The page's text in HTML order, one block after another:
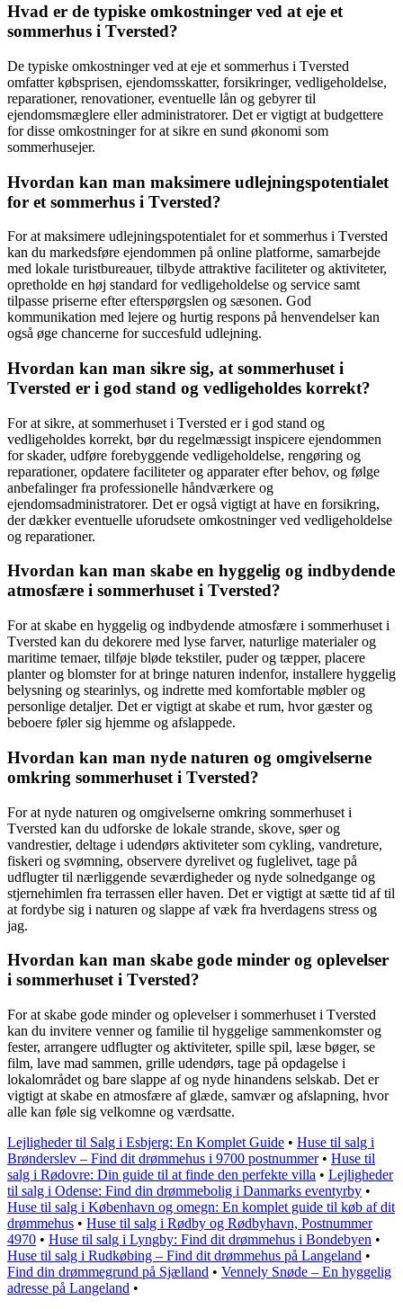
Hvad er de typiske omkostninger ved at eje et
sommerhus i Tversted?
De typiske omkostninger ved at eje et sommerhus i Tversted
omfatter købsprisen, ejendomsskatter, forsikringer, vedligeholdelse,
reparationer, renovationer, eventuelle lån og gebyrer til
ejendomsmæglere eller administratorer. Det er vigtigt at budgettere
for disse omkostninger for at sikre en sund økonomi som
sommerhusejer.
Hvordan kan man maksimere udlejningspotentialet
for et sommerhus i Tversted?
For at maksimere udlejningspotentialet for et sommerhus i Tversted
kan du markedsføre ejendommen på online platforme, samarbejde
med lokale turistbureauer, tilbyde attraktive faciliteter og aktiviteter,
opretholde en høj standard for vedligeholdelse og service samt
tilpasse priserne efter efterspørgslen og sæsonen. God
kommunikation med lejere og hurtig respons på henvendelser kan
også øge chancerne for succesfuld udlejning.
Hvordan kan man sikre sig, at sommerhuset i
Tversted er i god stand og vedligeholdes korrekt?
For at sikre, at sommerhuset i Tversted er i god stand og
vedligeholdes korrekt, bør du regelmæssigt inspicere ejendommen
for skader, udføre forebyggende vedligeholdelse, rengøring og
reparationer, opdatere faciliteter og apparater efter behov, og følge
anbefalinger fra professionelle håndværkere og
ejendomsadministratorer. Det er også vigtigt at have en forsikring,
der dækker eventuelle uforudsete omkostninger ved vedligeholdelse
og reparationer.
Hvordan kan man skabe en hyggelig og indbydende
atmosfære i sommerhuset i Tversted?
For at skabe en hyggelig og indbydende atmosfære i sommerhuset i
Tversted kan du dekorere med lyse farver, naturlige materialer og
maritime temaer, tilføje bløde tekstiler, puder og tæpper, placere
planter og blomster for at bringe naturen indenfor, installere hyggelig
belysning og stearinlys, og indrette med komfortable møbler og
personlige detaljer. Det er vigtigt at skabe et rum, hvor gæster og
beboere føler sig hjemme og afslappede.
Hvordan kan man nyde naturen og omgivelserne
omkring sommerhuset i Tversted?
For at nyde naturen og omgivelserne omkring sommerhuset i
Tversted kan du udforske de lokale strande, skove, søer og
vandrestier, deltage i udendørs aktiviteter som cykling, vandreture,
fiskeri og svømning, observere dyrelivet og fuglelivet, tage på
udflugter til nærliggende seværdigheder og nyde solnedgange og
stjernehimlen fra terrassen eller haven. Det er vigtigt at sætte tid af til
at fordybe sig i naturen og slappe af væk fra hverdagens stress og
jag.
Hvordan kan man skabe gode minder og oplevelser
i sommerhuset i Tversted?
For at skabe gode minder og oplevelser i sommerhuset i Tversted
kan du invitere venner og familie til hyggelige sammenkomster og
fester, arrangere udflugter og aktiviteter, spille spil, læse bøger, se
film, lave mad sammen, grille udendørs, tage på opdagelse i
lokalområdet og bare slappe af og nyde hinandens selskab. Det er
vigtigt at skabe en atmosfære af glæde, samvær og afslapning, hvor
alle kan føle sig velkomne og værdsatte.
Lejligheder til Salg i Esbjerg: En Komplet Guide • Huse til salg i
Brønderslev – Find dit drømmehus i 9700 postnummer• Huse til
salg i Rødovre: Din guide til at finde den perfekte villa • Lejligheder
til salg i Odense: Find din drømmebolig i Danmarks eventyrby •
Huse til salg i København og omegn: En komplet guide til køb af dit
drømmehus • Huse til salg i Rødby og Rødbyhavn, Postnummer
4970 • Huse til salg i Lyngby: Find dit drømmehus i Bondebyen •
Huse til salg i Rudkøbing – Find dit drømmehus på Langeland •
Find din drømmegrund på Sjælland • Vennely Snøde – En hyggelig
adresse på Langeland •